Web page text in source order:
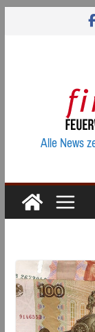
Alle News